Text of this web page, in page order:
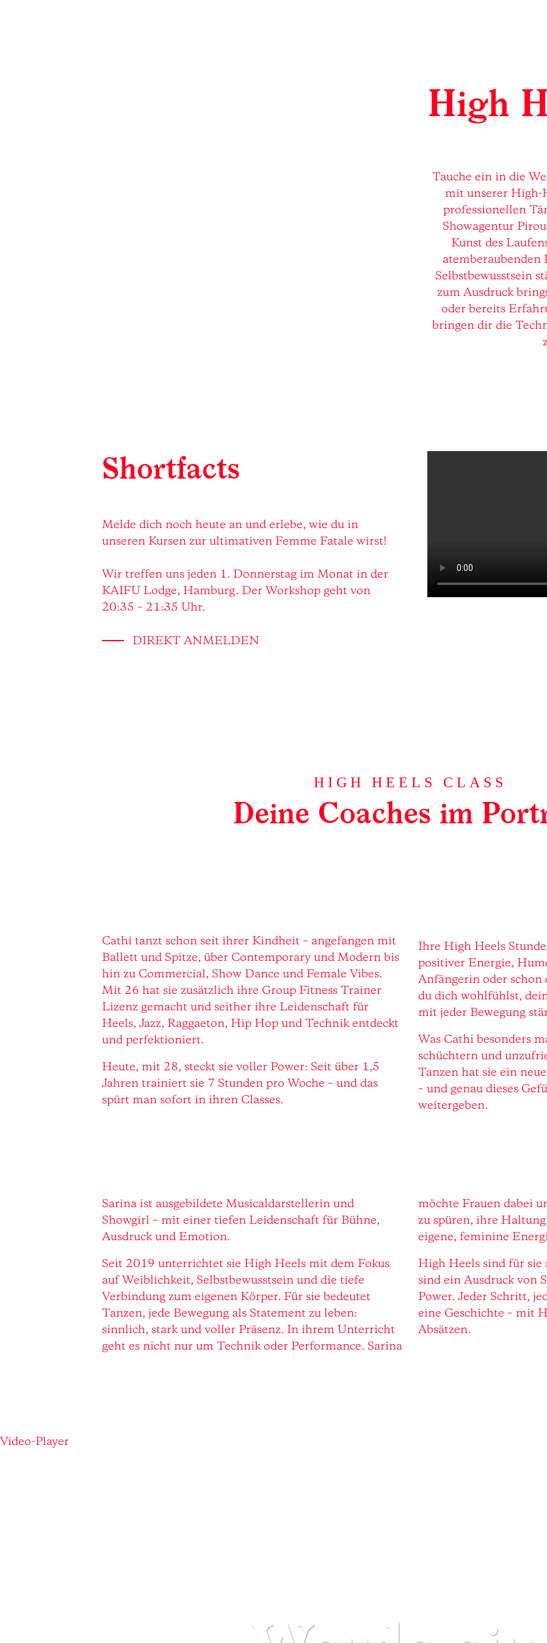
High
Tauche ein in die
mit unserer High-
professionellen
Showagentur
Kunst des
Selbstbewusstsein
zum Ausdruck
oder bereits
bringen dir die
Shortfacts
Melde dich noch heute an und erlebe, wie du in
unseren Kursen zur ultimativen Femme Fatale wirst!
Wir treffen uns jeden 1. Donnerstag im Monat in der
KAIFU Lodge, Hamburg. Der Workshop geht von
20:35 – 21:35 Uhr.
DIREKT ANMELDEN
HIGH HEELS CLASS
Deine Coaches im
Cathi tanzt schon seit ihrer Kindheit – angefangen mit
Ballett und Spitze, über Contemporary und Modern bis
hin zu Commercial, Show Dance und Female Vibes.
Mit 26 hat sie zusätzlich ihre Group Fitness Trainer
Lizenz gemacht und seither ihre Leidenschaft für
Heels, Jazz, Raggaeton, Hip Hop und Technik entdeckt
und perfektioniert.
Heute, mit 28, steckt sie voller Power: Seit über 1,5
Jahren trainiert sie 7 Stunden pro Woche – und das
spürt man sofort in ihren Classes.
Ihre High Heels
positiver Energie,
Anfängerin oder schon
du dich wohlfühlst,
mit jeder Bewegung
Was Cathi besonders
schüchtern und
Tanzen hat sie ein
– und genau dieses
weitergeben.
Sarina ist ausgebildete Musicaldarstellerin und
Showgirl – mit einer tiefen Leidenschaft für Bühne,
Ausdruck und Emotion.
Seit 2019 unterrichtet sie High Heels mit dem Fokus
auf Weiblichkeit, Selbstbewusstsein und die tiefe
Verbindung zum eigenen Körper. Für sie bedeutet
Tanzen, jede Bewegung als Statement zu leben:
sinnlich, stark und voller Präsenz. In ihrem Unterricht
geht es nicht nur um Technik oder Performance. Sarina
möchte Frauen dabei
zu spüren, ihre
eigene, feminine
High Heels sind für sie
sind ein Ausdruck von
Power. Jeder Schritt,
eine Geschichte – mit
Absätzen.
Video-Player